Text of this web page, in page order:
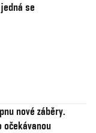
se
nové záběry.
očekávanou